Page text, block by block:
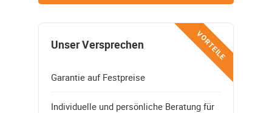
VORTEILE
Unser Versprechen
Garantie auf Festpreise
Individuelle und persönliche Beratung für